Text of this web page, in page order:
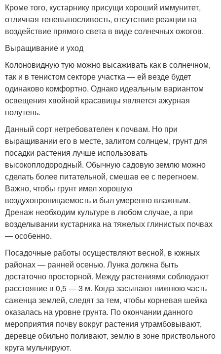
Кроме того, кустарнику присущи хороший иммунитет,
отличная теневыносливость, отсутствие реакции на
воздействие прямого света в виде солнечных ожогов.
Выращивание и уход
Колоновидную тую можно высаживать как в солнечном,
так и в тенистом секторе участка — ей везде будет
одинаково комфортно. Однако идеальным вариантом
освещения хвойной красавицы является ажурная
полутень.
Данный сорт нетребователен к почвам. Но при
выращивании его в месте, залитом солнцем, грунт для
посадки растения лучше использовать
высокоплодородный. Обычную садовую землю можно
сделать более питательной, смешав ее с перегноем.
Важно, чтобы грунт имел хорошую
воздухопроницаемость и был умеренно влажным.
Дренаж необходим культуре в любом случае, а при
возделывании кустарника на тяжелых глинистых почвах
— особенно.
Посадочные работы осуществляют весной, в южных
районах — ранней осенью. Лунка должна быть
достаточно просторной. Между растениями соблюдают
расстояние в 0,5 — 3 м. Когда засыпают нижнюю часть
саженца землей, следят за тем, чтобы корневая шейка
оказалась на уровне грунта. По окончании данного
мероприятия почву вокруг растения утрамбовывают,
деревце обильно поливают, землю в зоне приствольного
круга мульчируют.